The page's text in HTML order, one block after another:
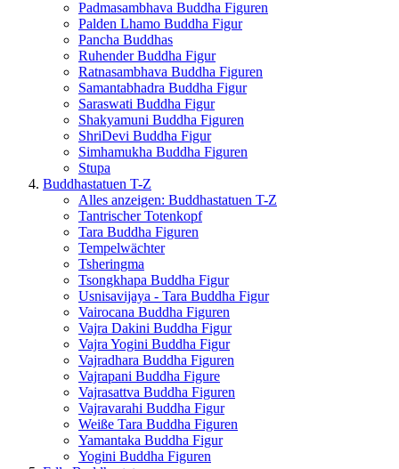
Padmasambhava Buddha Figuren
Palden Lhamo Buddha Figur
Pancha Buddhas
Ruhender Buddha Figur
Ratnasambhava Buddha Figuren
Samantabhadra Buddha Figur
Saraswati Buddha Figur
Shakyamuni Buddha Figuren
ShriDevi Buddha Figur
Simhamukha Buddha Figuren
Stupa
Buddhastatuen T-Z
Alles anzeigen: Buddhastatuen T-Z
Tantrischer Totenkopf
Tara Buddha Figuren
Tempelwächter
Tsheringma
Tsongkhapa Buddha Figur
Usnisavijaya - Tara Buddha Figur
Vairocana Buddha Figuren
Vajra Dakini Buddha Figur
Vajra Yogini Buddha Figur
Vajradhara Buddha Figuren
Vajrapani Buddha Figure
Vajrasattva Buddha Figuren
Vajravarahi Buddha Figur
Weiße Tara Buddha Figuren
Yamantaka Buddha Figur
Yogini Buddha Figuren